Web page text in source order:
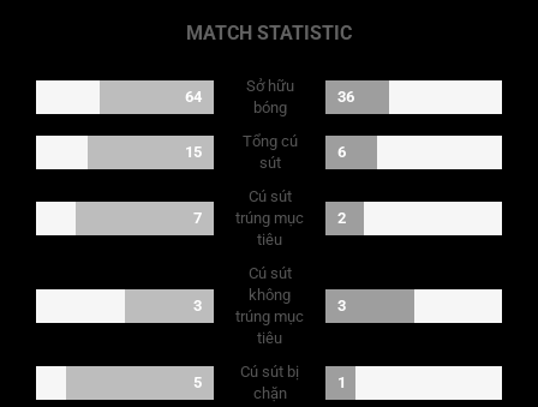
MATCH STATISTIC
64
Sở hữu
bóng
36
15
Tổng cú
sút
6
7
Cú sút
trúng mục
tiêu
2
3
Cú sút
không
trúng mục
tiêu
3
5
Cú sút bị
chặn
1